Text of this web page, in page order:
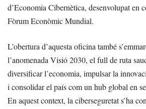
d’Economia Cibernètica, desenvolupat en
Fòrum Econòmic Mundial.
L’obertura d’aquesta oficina també
l’anomenada Visió 2030, el full de ruta
diversificar l’economia, impulsar la
i consolidar el país com un hub global en
En aquest context, la ciberseguretat s’ha